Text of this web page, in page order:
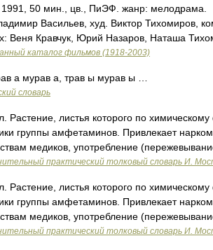
50 мин., цв., ПиЭФ. жанр: мелодрама.
Васильев, худ. Виктор Тихомиров,
Веня Кравчук, Юрий Назаров, Наташа
каталог фильмов (1918-2003)
а мурав а, трав ы мурав ы …
словарь
Растение, листья которого по химическому
группы амфетаминов. Привлекает
медиков, употребление
практический толковый словарь И.
Растение, листья которого по химическому
группы амфетаминов. Привлекает
медиков, употребление
практический толковый словарь И.